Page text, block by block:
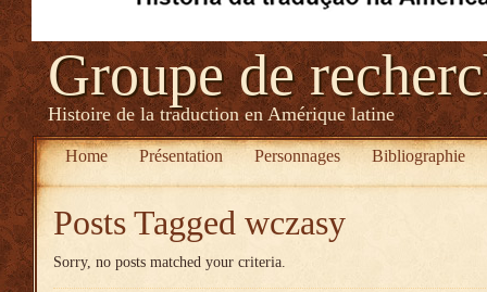
Groupe de
Histoire de la traduction en Amérique latine
Home Présentation Personnages Bibliographie
Posts Tagged wczasy
Sorry, no posts matched your criteria.